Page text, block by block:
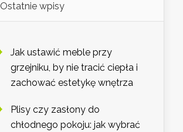
Ostatnie wpisy
Jak ustawić meble przy
grzejniku, by nie tracić ciepła i
zachować estetykę wnętrza
Plisy czy zasłony do
chłodnego pokoju: jak wybrać